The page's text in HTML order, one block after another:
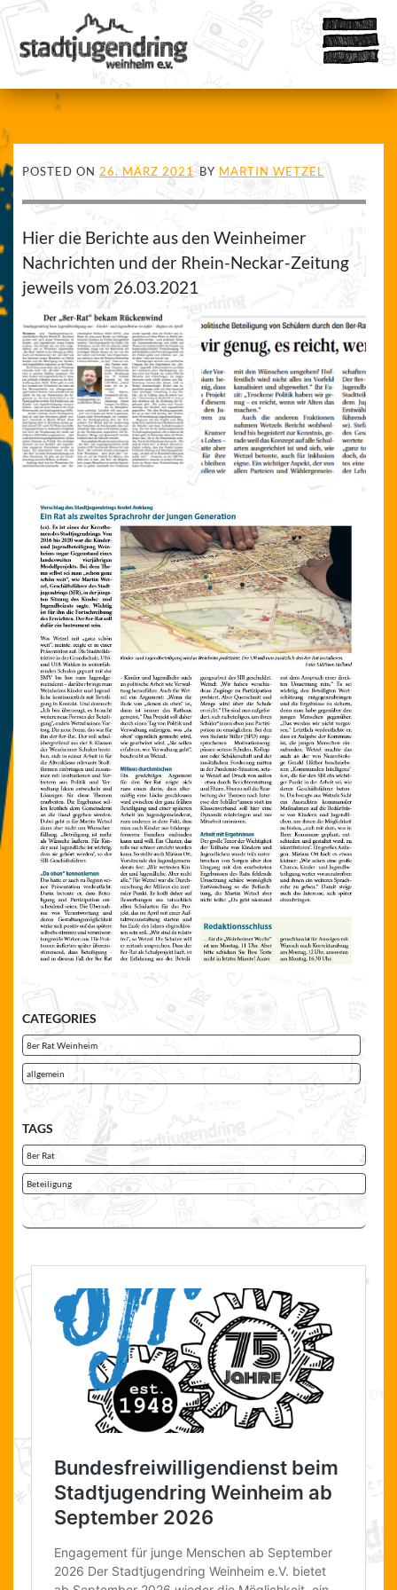
POSTED ON 26. MÄRZ 2021 BY MARTIN WETZEL
Hier die Berichte aus den Weinheimer
Nachrichten und der Rhein-Neckar-Zeitung
jeweils vom 26.03.2021
CATEGORIES
8er Rat Weinheim
allgemein
TAGS
8er Rat
Beteiligung